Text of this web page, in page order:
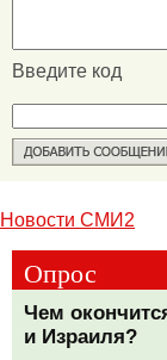
Введите код
Новости СМИ2
Опрос
Чем
и Израиля?